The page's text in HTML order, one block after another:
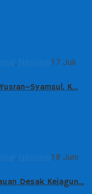
,
17 Juli
K…
,
18 Juni
Desak Kejagun…